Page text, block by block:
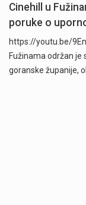
Cinehill u
poruke o
https://youtu.be/
Fužinama održan
goranske županije,